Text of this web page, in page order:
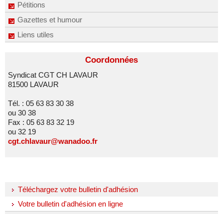
Pétitions
Gazettes et humour
Liens utiles
Coordonnées
Syndicat CGT CH LAVAUR
81500 LAVAUR
Tél. : 05 63 83 30 38
ou 30 38
Fax : 05 63 83 32 19
ou 32 19
cgt.chlavaur@wanadoo.fr
Téléchargez votre bulletin d'adhésion
Votre bulletin d'adhésion en ligne